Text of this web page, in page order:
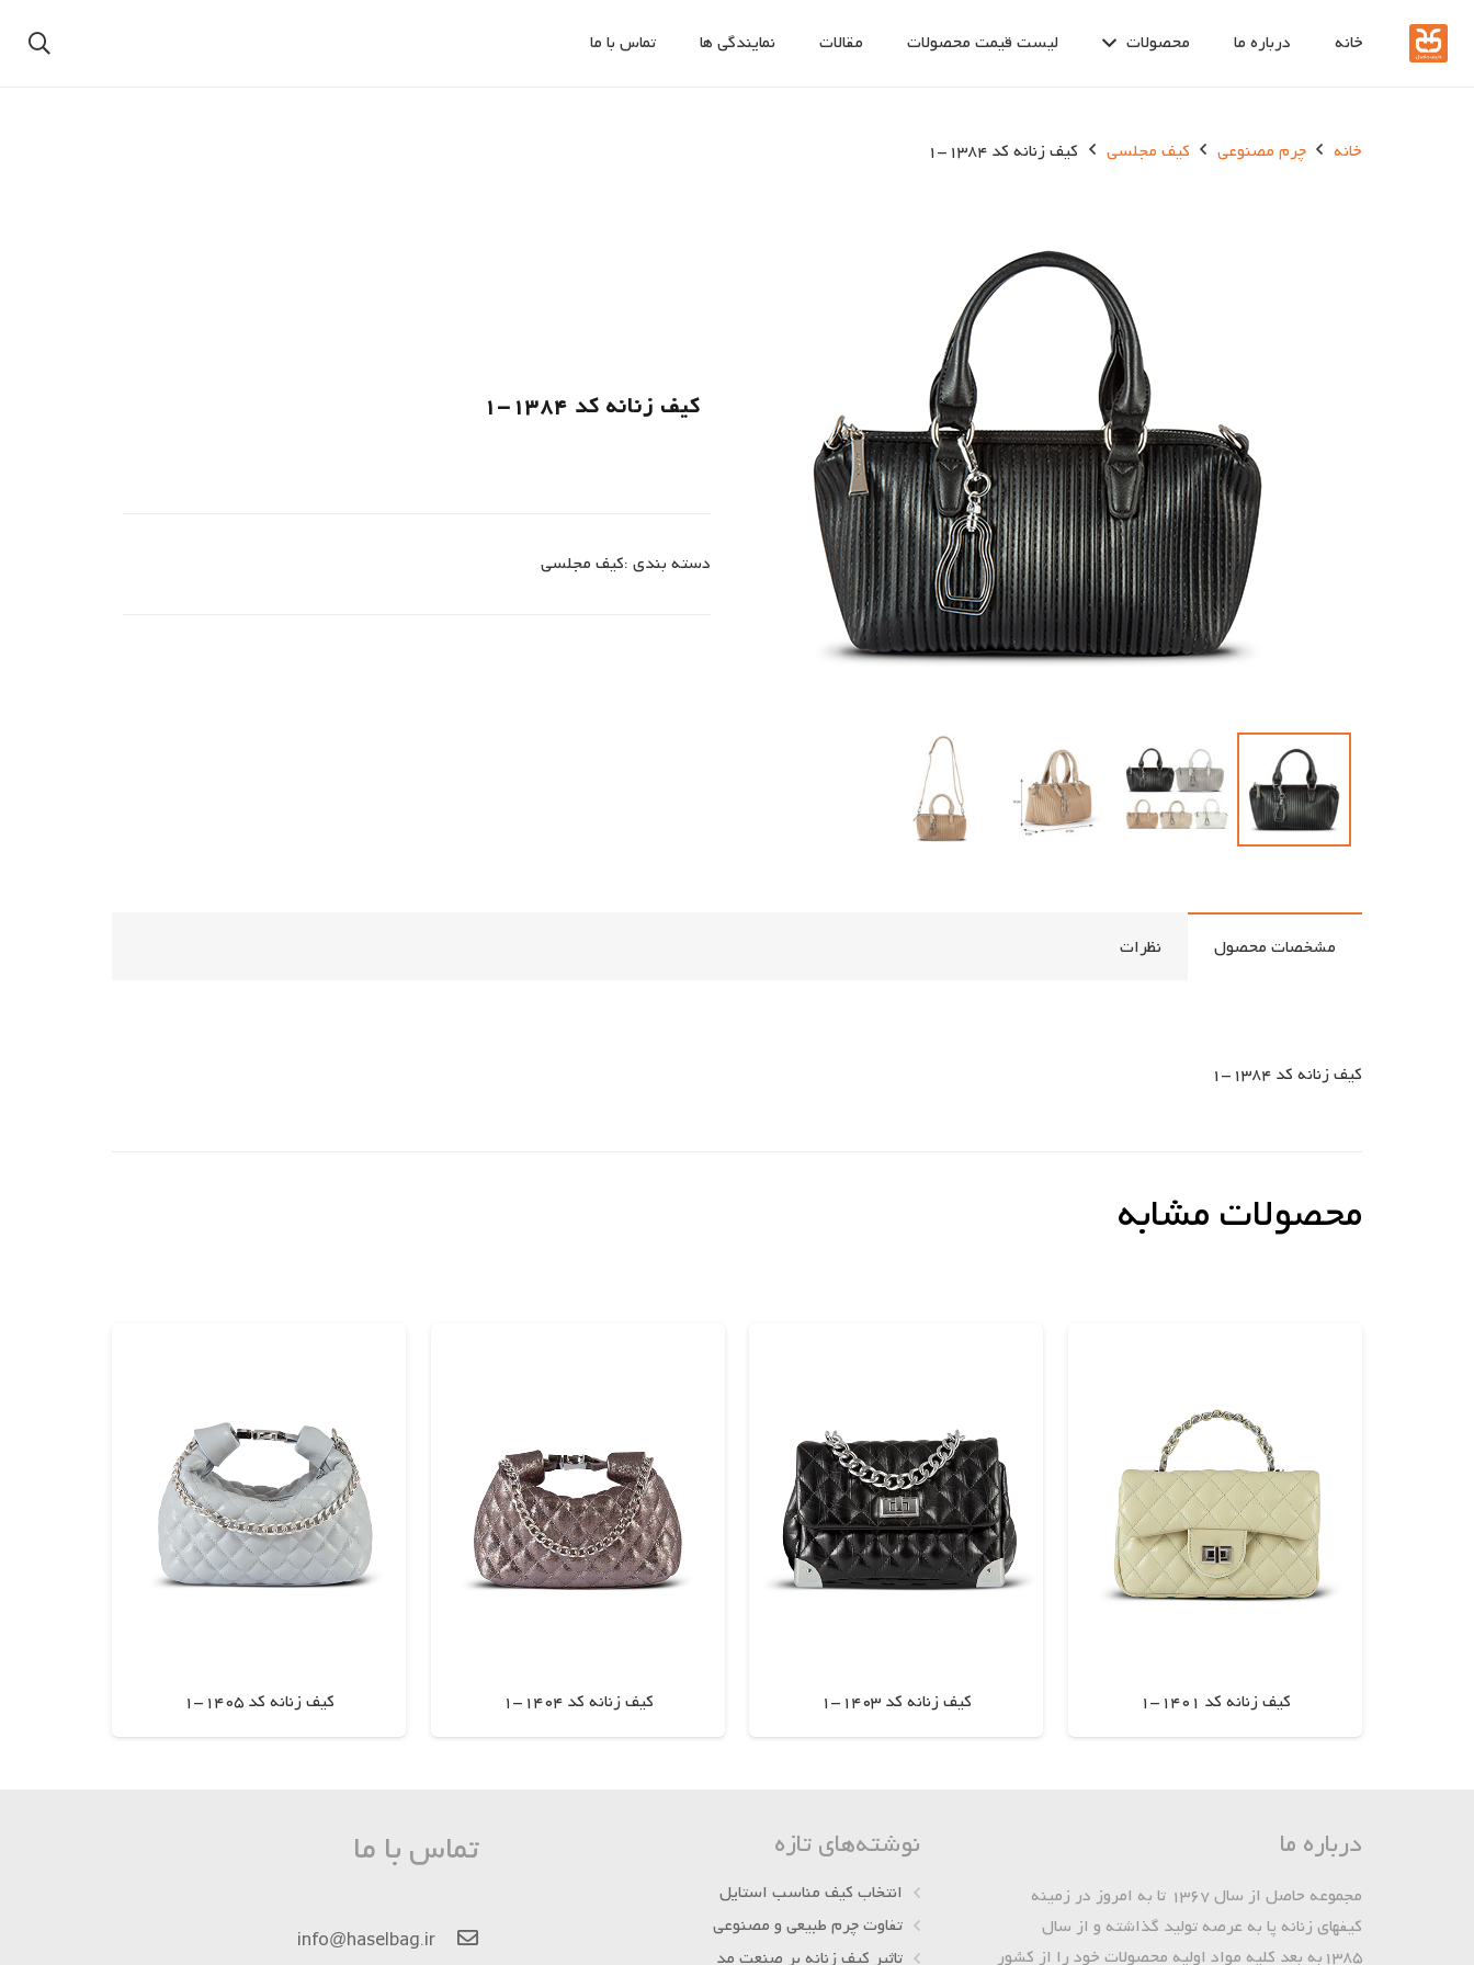
خانه درباره ما محصولات لیست قیمت محصولات مقالات نمایندگی ها تماس با ما
خانه چرم مصنوعی کیف مجلسی کیف زنانه کد 1384-1
کیف زنانه کد 1384-1
دسته بندی :کیف مجلسی
مشخصات محصول نظرات
کیف زنانه کد 1384-1
محصولات مشابه
کیف زنانه کد 1401-1 کیف زنانه کد 1403-1 کیف زنانه کد 1404-1 کیف زنانه کد 1405-1
درباره ما
مجموعه حاصل از سال 1367 تا به امروز در زمینه
کیفهای زنانه پا به عرصه تولید گذاشته و از سال
1385به بعد کلیه مواد اولیه محصولات خود را از کشور
نوشته‌های تازه
انتخاب کیف مناسب استایل
تفاوت چرم طبیعی و مصنوعی
تاثیر کیف زنانه بر صنعت مد
تماس با ما
info@haselbag.ir